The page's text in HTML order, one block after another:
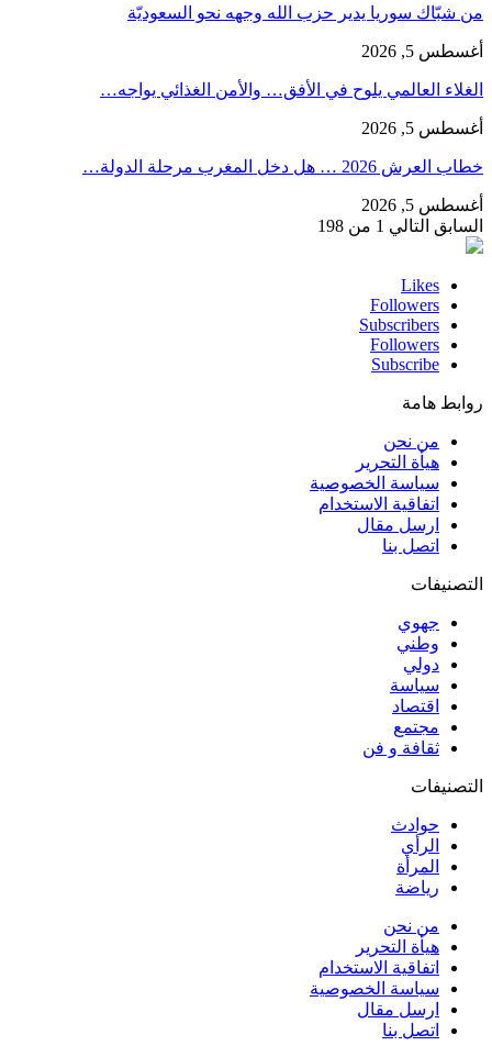
من شبّاك سوريا يدير حزب الله وجهه نحو السعوديّة
أغسطس 5, 2026
الغلاء العالمي يلوح في الأفق… والأمن الغذائي يواجه…
أغسطس 5, 2026
خطاب العرش 2026 … هل دخل المغرب مرحلة الدولة…
أغسطس 5, 2026
السابق التالي 1 من 198
Likes
Followers
Subscribers
Followers
Subscribe
روابط هامة
من نحن
هيأة التحرير
سياسة الخصوصية
اتفاقية الاستخدام
ارسل مقال
اتصل بنا
التصنيفات
جهوي
وطني
دولي
سياسة
اقتصاد
مجتمع
ثقافة و فن
التصنيفات
حوادث
الرأي
المرأة
رياضة
من نحن
هيأة التحرير
اتفاقية الاستخدام
سياسة الخصوصية
ارسل مقال
اتصل بنا